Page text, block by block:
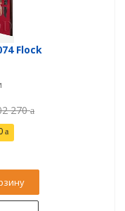
Flock
270